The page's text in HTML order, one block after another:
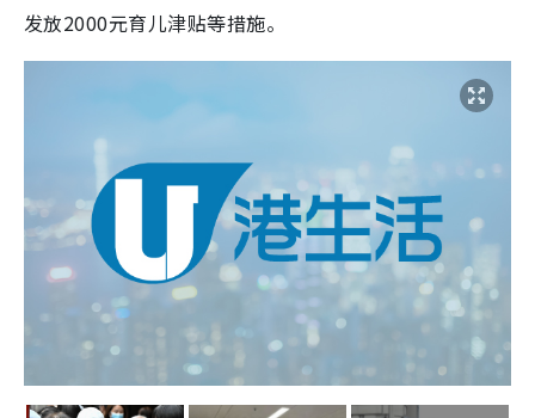
发放2000元育儿津贴等措施。